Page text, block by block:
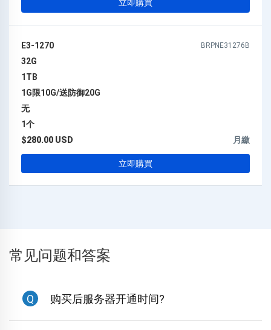
立即購買
E3-1270 BRPNE31276B
32G
1TB
1G限10G/送防御20G
无
1个
$280.00 USD
月繳
立即購買
常见问题和答案
Q 购买后服务器开通时间?